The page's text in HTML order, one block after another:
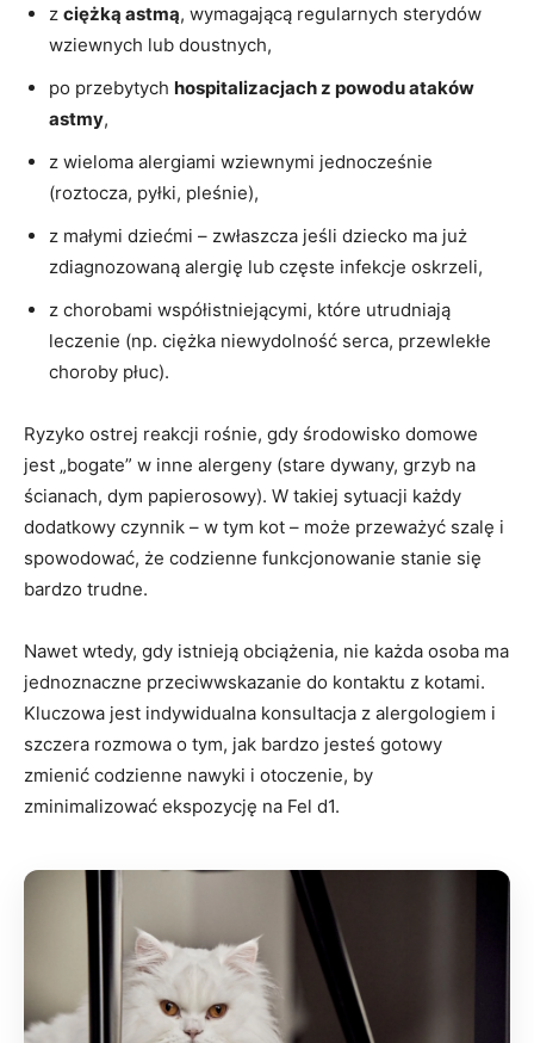
z ciężką astmą, wymagającą regularnych sterydów
wziewnych lub doustnych,
po przebytych hospitalizacjach z powodu ataków
astmy,
z wieloma alergiami wziewnymi jednocześnie
(roztocza, pyłki, pleśnie),
z małymi dziećmi – zwłaszcza jeśli dziecko ma już
zdiagnozowaną alergię lub częste infekcje oskrzeli,
z chorobami współistniejącymi, które utrudniają
leczenie (np. ciężka niewydolność serca, przewlekłe
choroby płuc).
Ryzyko ostrej reakcji rośnie, gdy środowisko domowe
jest „bogate” w inne alergeny (stare dywany, grzyb na
ścianach, dym papierosowy). W takiej sytuacji każdy
dodatkowy czynnik – w tym kot – może przeważyć szalę i
spowodować, że codzienne funkcjonowanie stanie się
bardzo trudne.
Nawet wtedy, gdy istnieją obciążenia, nie każda osoba ma
jednoznaczne przeciwwskazanie do kontaktu z kotami.
Kluczowa jest indywidualna konsultacja z alergologiem i
szczera rozmowa o tym, jak bardzo jesteś gotowy
zmienić codzienne nawyki i otoczenie, by
zminimalizować ekspozycję na Fel d1.